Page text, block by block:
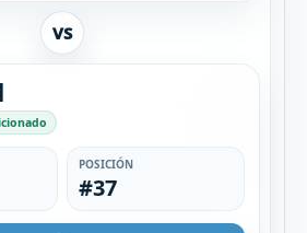
VS
POSICIÓN
#37